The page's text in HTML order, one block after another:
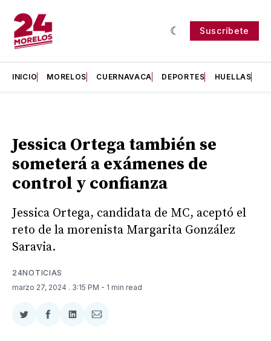
Suscríbete
INICIO MORELOS CUERNAVACA DEPORTES HUELLAS
Jessica Ortega también se
someterá a exámenes de
control y confianza
Jessica Ortega, candidata de MC, aceptó el
reto de la morenista Margarita González
Saravia.
24NOTICIAS
marzo 27, 2024 . 3:15 PM - 1 min read
CompartirCompartir
CompartirCompartir